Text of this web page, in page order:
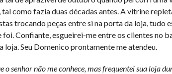
tal como fazia duas décadas antes. A vitrine
trocando peças entre si na porta da loja, tudo
foi. Confiante, esgueirei-me entre os clientes no
loja. Seu Domenico prontamente me atendeu.
o senhor não me conhece, mas frequentei sua loja